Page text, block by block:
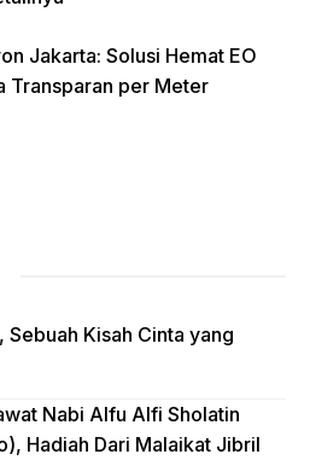
Jakarta: Solusi Hemat EO
Transparan per Meter
Sebuah Kisah Cinta yang
Nabi Alfu Alfi Sholatin
Hadiah Dari Malaikat Jibril